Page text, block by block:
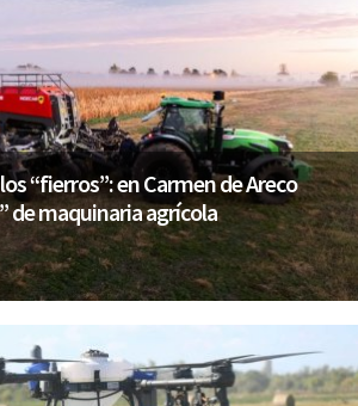
“fierros”: en Carmen de Areco
de maquinaria agrícola